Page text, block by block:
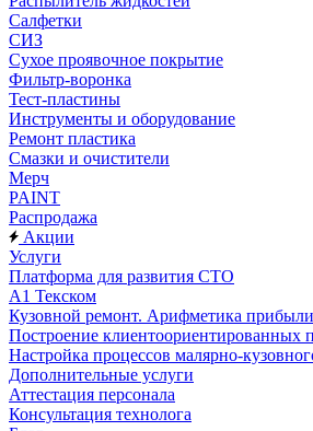
Салфетки
СИЗ
Сухое проявочное покрытие
Фильтр-воронка
Тест-пластины
Инструменты и оборудование
Ремонт пластика
Смазки и очистители
Мерч
PAINT
Распродажа
Акции
Услуги
Платформа для развития СТО
А1 Текском
Кузовной ремонт. Арифметика прибыли
Построение клиентоориентированных
Настройка процессов малярно-
Дополнительные услуги
Аттестация персонала
Консультация технолога